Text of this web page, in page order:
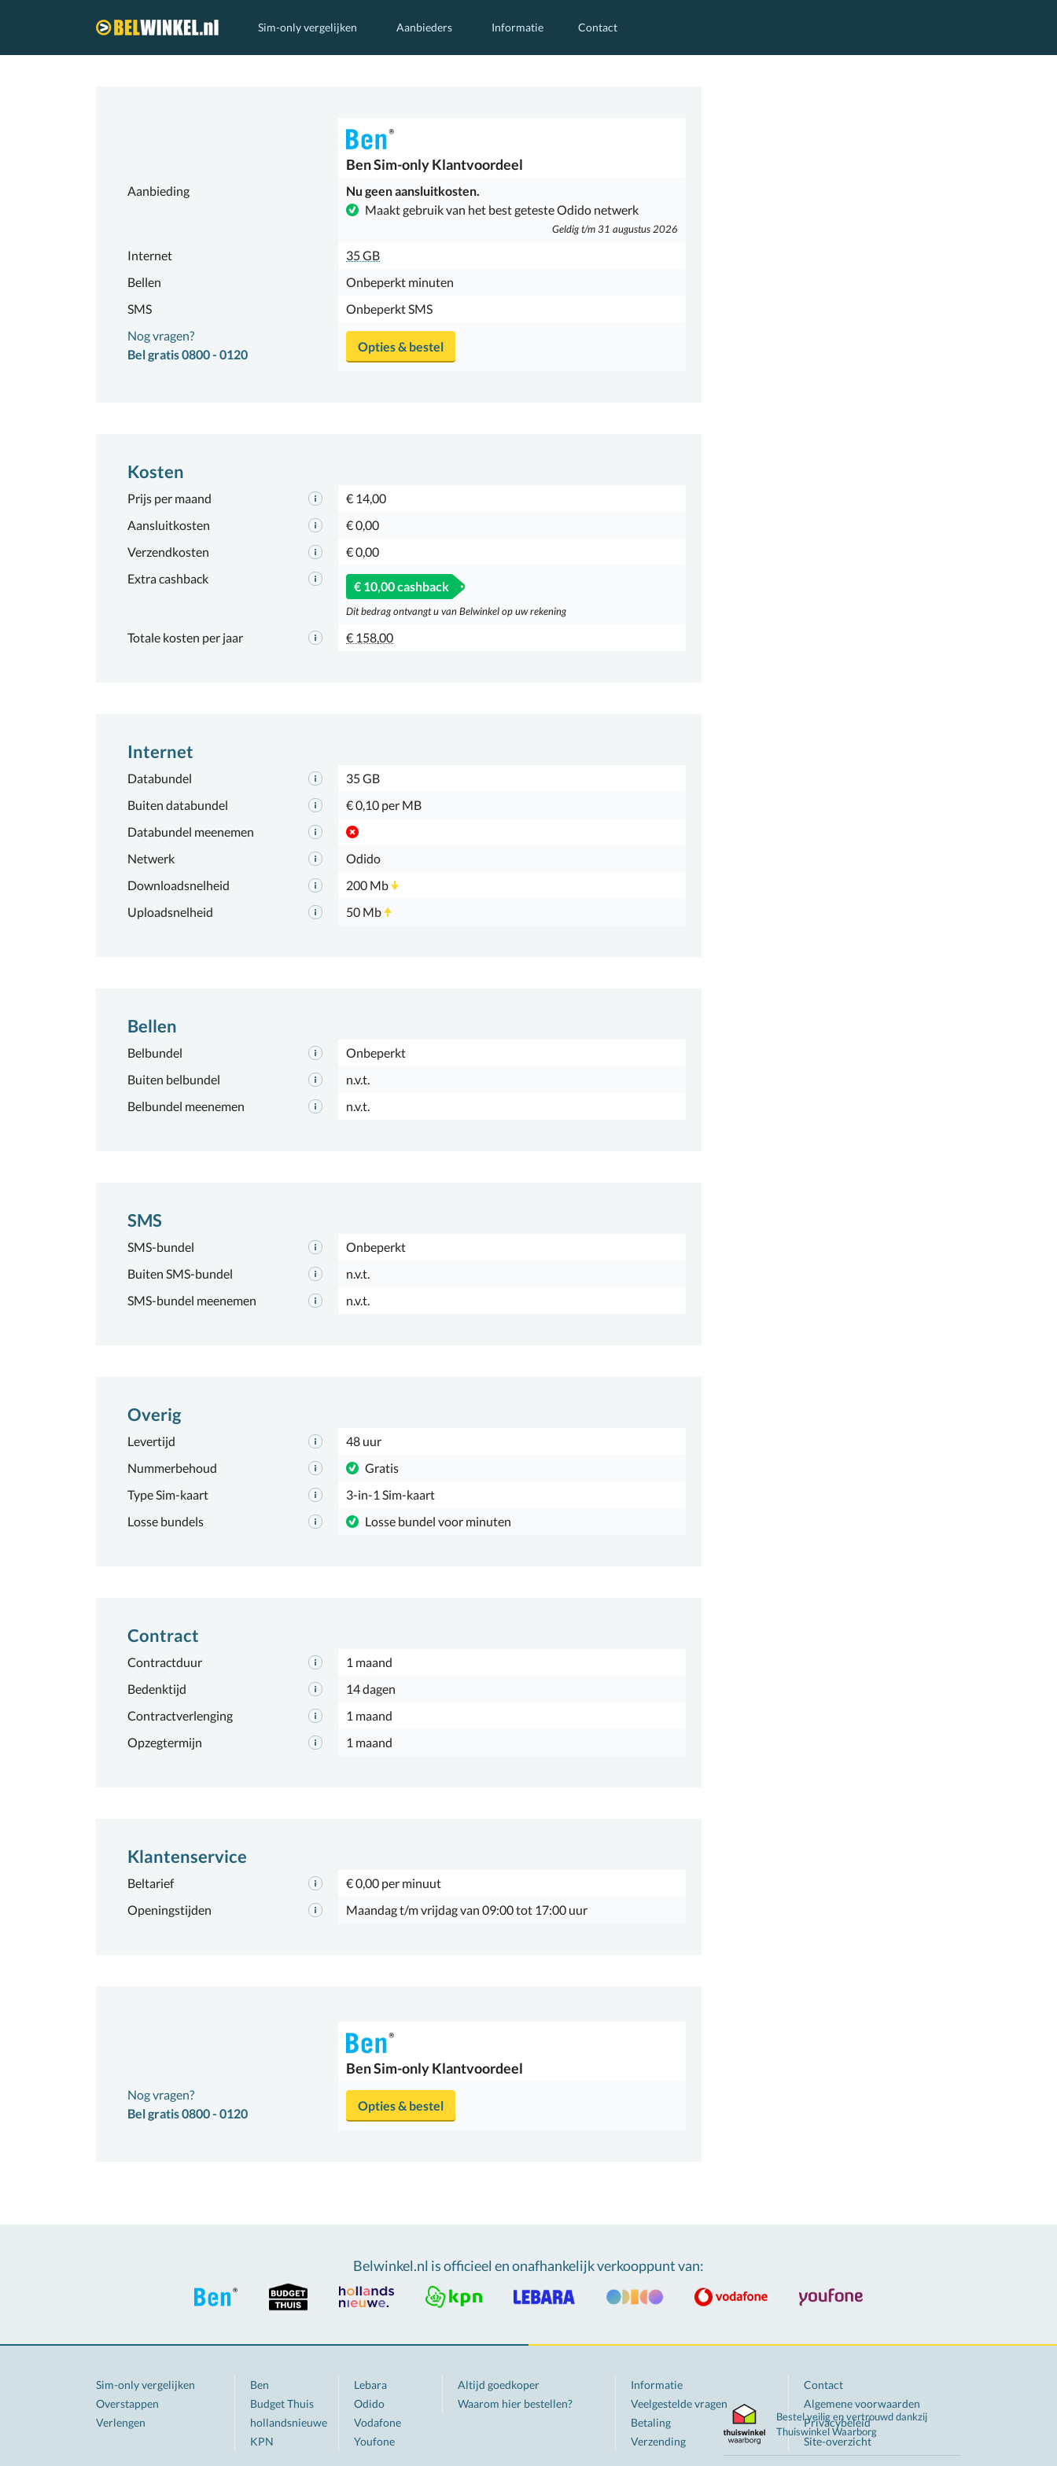
Sim-only vergelijken Aanbieders Informatie Contact
BenSim-only Klantvoordeel
Aanbieding
Nu geen aansluitkosten.
Maakt gebruik van het best geteste Odido netwerk
Geldig t/m 31 augustus 2026
Internet
35 GB
Bellen
Onbeperkt minuten
SMS
Onbeperkt SMS
Nog vragen?
Bel gratis 0800 - 0120
Opties & bestel
Kosten
Prijs per maand
€ 14,00
Aansluitkosten
€ 0,00
Verzendkosten
€ 0,00
Extra cashback
€ 10,00 cashback
Dit bedrag ontvangt u van Belwinkel op uw rekening
Totale kosten per jaar € 158,00
Internet
Databundel
35 GB
Buiten databundel
€ 0,10 per MB
Databundel meenemen
Netwerk
Odido
Downloadsnelheid
200 Mb
Uploadsnelheid
50 Mb
Bellen
Belbundel
Onbeperkt
Buiten belbundel
n.v.t.
Belbundel meenemen
n.v.t.
SMS
SMS-bundel
Onbeperkt
Buiten SMS-bundel
n.v.t.
SMS-bundel meenemen
n.v.t.
Overig
Levertijd
48 uur
Nummerbehoud
Gratis
Type Sim-kaart
3-in-1 Sim-kaart
Losse bundels
Losse bundel voor minuten
Contract
Contractduur
1 maand
Bedenktijd
14 dagen
Contractverlenging
1 maand
Opzegtermijn
1 maand
Klantenservice
Beltarief
€ 0,00 per minuut
Openingstijden
Maandag t/m vrijdag van 09:00 tot 17:00 uur
BenSim-only Klantvoordeel
Nog vragen?
Bel gratis 0800 - 0120
Opties & bestel
Bestel veilig en vertrouwd dankzij
ThuiswinkelWaarborg
Belwinkel.nl is officieel en onafhankelijk verkooppunt van:
Sim-only vergelijken
Overstappen
Verlengen
Ben
Budget Thuis
hollandsnieuwe
KPN
Lebara
Odido
Vodafone
Youfone
Altijd goedkoper
Waarom hier bestellen?
Informatie
Veelgestelde vragen
Betaling
Verzending
Contact
Algemene voorwaarden
Privacybeleid
Site-overzicht